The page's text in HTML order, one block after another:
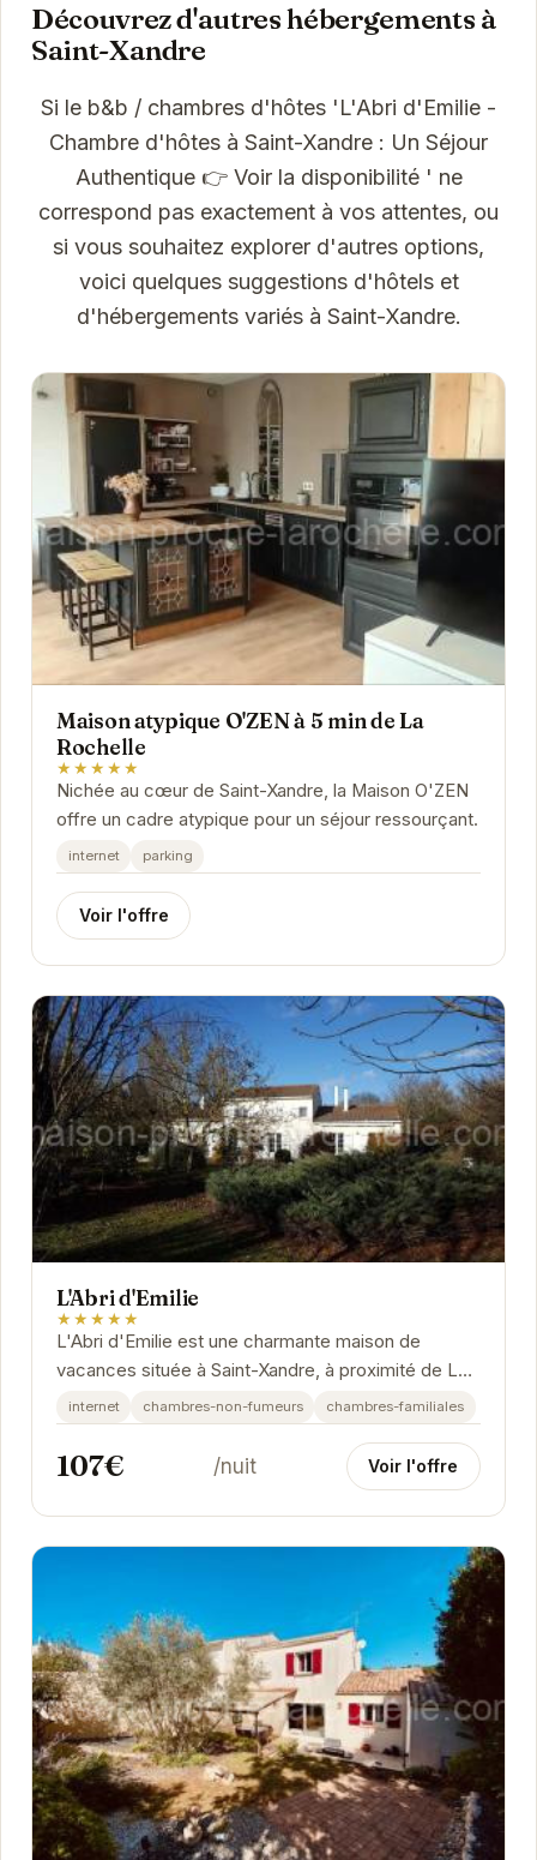
Découvrez d'autres hébergements à
Saint-Xandre
Si le b&b / chambres d'hôtes 'L'Abri d'Emilie -
Chambre d'hôtes à Saint-Xandre : Un Séjour
Authentique 👉 Voir la disponibilité ' ne
correspond pas exactement à vos attentes, ou
si vous souhaitez explorer d'autres options,
voici quelques suggestions d'hôtels et
d'hébergements variés à Saint-Xandre.
Maison atypique O'ZEN à 5 min de La
Rochelle
★★★★★
Nichée au cœur de Saint-Xandre, la Maison O'ZEN
offre un cadre atypique pour un séjour ressourçant.
internet parking
Voir l'offre
L'Abri d'Emilie
★★★★★
L'Abri d'Emilie est une charmante maison de
vacances située à Saint-Xandre, à proximité de La
Rochelle. Offrant un cadre paisible et confortable,...
internet chambres-non-fumeurs chambres-familiales
107€ /nuit Voir l'offre